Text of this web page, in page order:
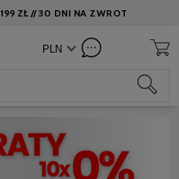
199 ZŁ //30 DNI NA ZWROT